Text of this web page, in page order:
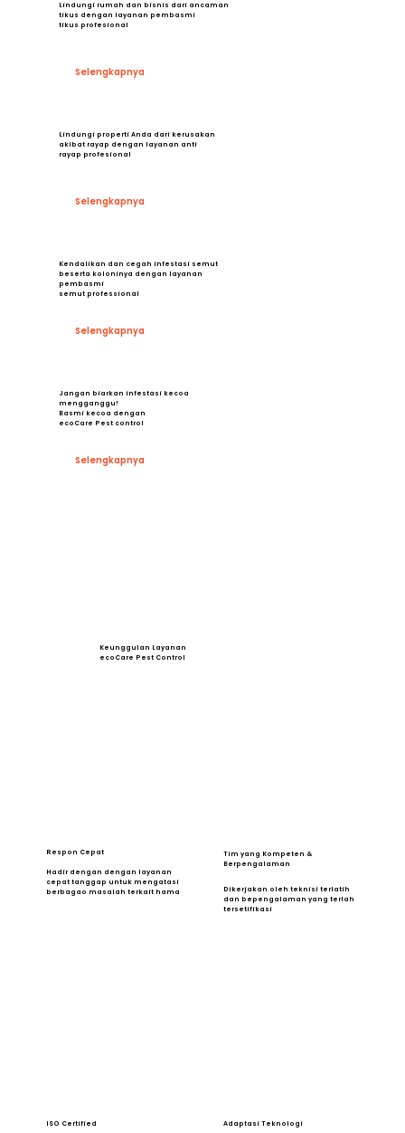
Keunggulan Layanan
ecoCare Pest Control
Adaptasi Teknologi
ISO Certified
Tim yang Kompeten &
Berpengalaman
Dikerjakan oleh teknisi terlatih
dan bepengalaman yang terlah
tersetifikasi
Respon Cepat
Hadir dengan dengan layanan
cepat tanggap untuk mengatasi
berbagao masalah terkait hama
Lindungi rumah dan bisnis dari ancaman
tikus dengan layanan pembasmi
tikus profesional
Selengkapnya
Lindungi properti Anda dari kerusakan
akibat rayap dengan layanan anti
rayap profesional
Selengkapnya
Kendalikan dan cegah infestasi semut
beserta koloninya dengan layanan
pembasmi
semut professional
Selengkapnya
Jangan biarkan infestasi kecoa
mengganggu!
Basmi kecoa dengan
ecoCare Pest control
Selengkapnya